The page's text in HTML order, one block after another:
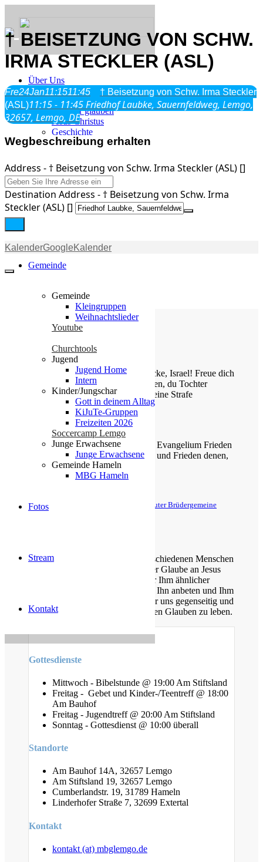
Über Uns
Was wir glauben
Jesus Christus
Geschichte
Neu hier
Veranstaltungen
Gemeinde
Gemeinde
Kleingruppen
Weihnachtslieder
Youtube
Churchtools
Jugend
Jugend Home
Intern
Kinder/Jungschar
Gott in deinem Alltag
KiJuTe-Gruppen
Freizeiten 2026
Soccercamp Lemgo
Junge Erwachsene
Junge Erwachsene
Gemeinde Hameln
MBG Hameln
Fotos
Stream
Kontakt
† BEISETZUNG VON SCHW.
IRMA STECKLER (ASL)
Fre24Jan11:1511:45
† Beisetzung von Schw. Irma Steckler
(ASL)11:15 - 11:45Friedhof Laubke, Sauernfeldweg, Lemgo,
32657, Lemgo, DE
Wegbeschreibung erhalten
Address - † Beisetzung von Schw. Irma Steckler (ASL) []
Destination Address - † Beisetzung von Schw. Irma
Steckler (ASL) []
KalenderGoogleKalender
Die Losung von heute
Jauchze, du Tochter Zion! Frohlocke, Israel! Freue dich
und sei fröhlich von ganzem Herzen, du Tochter
Jerusalem! Denn der HERR hat deine Strafe
weggenommen.
Zefanja 3,14-15
Christus ist gekommen und hat im Evangelium Frieden
verkündigt euch, die ihr fern wart, und Frieden denen,
die nahe waren.
© Evangelische Brüder-Unität – Herrnhuter Brüdergemeine
Weitere Informationen finden Sie hier
Unsere Gemeinde besteht aus verschiedenen Menschen
jeden Alters, die eins verbindet: der Glaube an Jesus
Christus. Gemeinsam möchten wir Ihm ähnlicher
werden, Sein Wort kennen lernen, Ihn anbeten und Ihm
nachfolgen. Dabei unterstützen wir uns gegenseitig und
ermutigen uns auch im Alltag diesen Glauben zu leben.
Gottesdienste
Mittwoch - Bibelstunde @ 19:00 Am Stiftsland
Freitag - Gebet und Kinder-/Teentreff @ 18:00
Am Bauhof
Freitag - Jugendtreff @ 20:00 Am Stiftsland
Sonntag - Gottesdienst @ 10:00 überall
Standorte
Am Bauhof 14A, 32657 Lemgo
Am Stiftsland 19, 32657 Lemgo
Cumberlandstr. 19, 31789 Hameln
Linderhofer Straße 7, 32699 Extertal
Kontakt
kontakt (at) mbglemgo.de